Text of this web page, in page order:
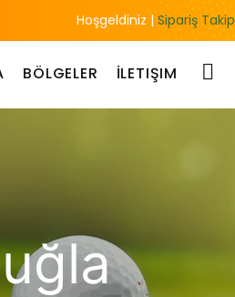
Hoşgeldiniz | Sipariş Takip
BÖLGELER İLETIŞIM